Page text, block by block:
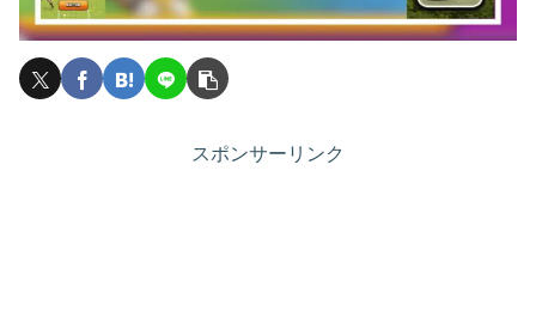
スポンサーリンク